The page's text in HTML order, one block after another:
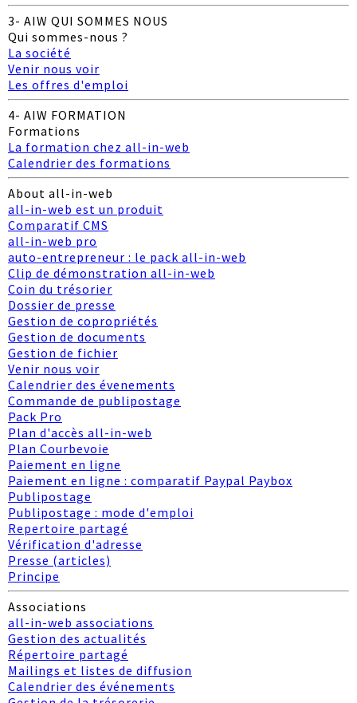
3- AIW QUI SOMMES NOUS
Qui sommes-nous ?
La société
Venir nous voir
Les offres d'emploi
4- AIW FORMATION
Formations
La formation chez all-in-web
Calendrier des formations
About all-in-web
all-in-web est un produit
Comparatif CMS
all-in-web pro
auto-entrepreneur : le pack all-in-web
Clip de démonstration all-in-web
Coin du trésorier
Dossier de presse
Gestion de copropriétés
Gestion de documents
Gestion de fichier
Venir nous voir
Calendrier des évenements
Commande de publipostage
Pack Pro
Plan d'accès all-in-web
Plan Courbevoie
Paiement en ligne
Paiement en ligne : comparatif Paypal Paybox
Publipostage
Publipostage : mode d'emploi
Repertoire partagé
Vérification d'adresse
Presse (articles)
Principe
Associations
all-in-web associations
Gestion des actualités
Répertoire partagé
Mailings et listes de diffusion
Calendrier des événements